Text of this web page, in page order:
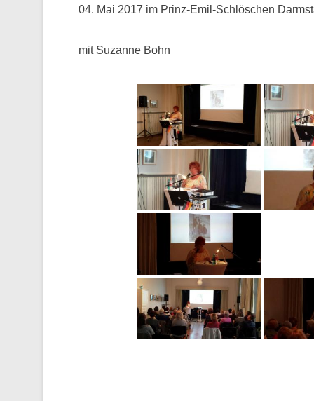
04. Mai 2017 im Prinz-Emil-Schlöschen
mit Suzanne Bohn